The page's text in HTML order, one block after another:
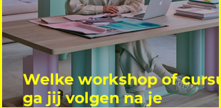
Welke workshop of
ga jij volgen na je